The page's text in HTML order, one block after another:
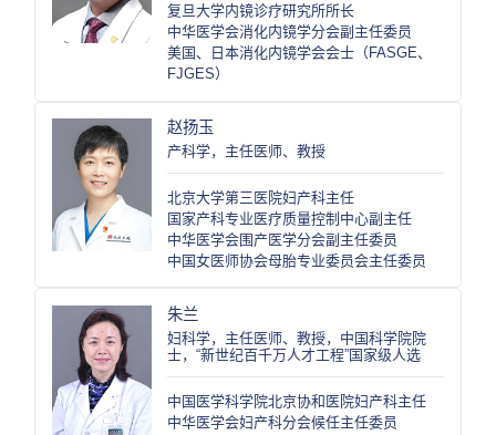
复旦大学内镜诊疗研究所所长
中华医学会消化内镜学分会副主任委员
美国、日本消化内镜学会会士（FASGE、
FJGES）
赵扬玉
产科学，主任医师、教授
北京大学第三医院妇产科主任
国家产科专业医疗质量控制中心副主任
中华医学会围产医学分会副主任委员
中国女医师协会母胎专业委员会主任委员
朱兰
妇科学，主任医师、教授，中国科学院院
士，“新世纪百千万人才工程”国家级人选
中国医学科学院北京协和医院妇产科主任
中华医学会妇产科分会候任主任委员